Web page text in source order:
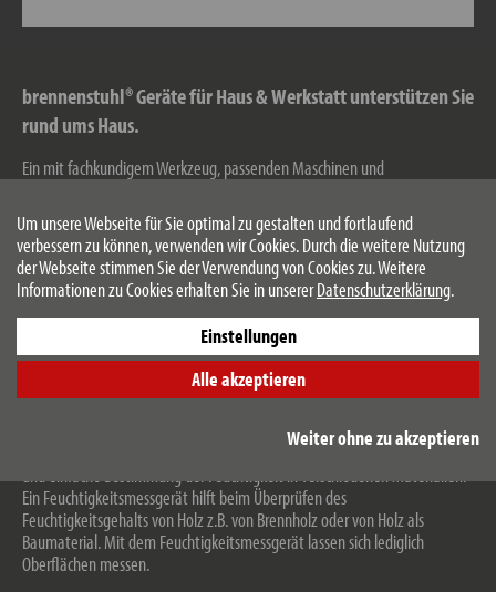
Um unsere Webseite für Sie optimal zu gestalten und fortlaufend
verbessern zu können, verwenden wir Cookies. Durch die weitere Nutzung
der Webseite stimmen Sie der Verwendung von Cookies zu. Weitere
Informationen zu Cookies erhalten Sie in unsererDatenschutzerklärung.
Einstellungen
Alle akzeptieren
Weiter ohne zu akzeptieren
brennenstuhl® Geräte für Haus & Werkstatt unterstützen Sie
rund ums Haus.
Ein mit fachkundigem Werkzeug, passenden Maschinen und
Professionelles Equipment sorgt schließlich auch für wenig Frust bei der
Arbeit und gute Resulate.
Unser Portfolio umfasst Elektro Gravierer für Haushalt und Hobby bis hin zu
Prüf-, Mess- und Suchgeräten für Werkstatt, Haus und Garten.
Prüf- und Messgeräte für Haushalt und Werkstatt
Feuchtigkeits-Detector MDermöglicht eine schnelle
und einfache Bestimmung der Feuchtigkeit in verschiedenen Materialien.
Ein Feuchtigkeitsmessgerät hilft beim Überprüfen des
Feuchtigkeitsgehalts von Holz z.B. von Brennholz oder von Holz als
Baumaterial. Mit dem Feuchtigkeitsmessgerät lassen sich lediglich
Oberflächen messen.